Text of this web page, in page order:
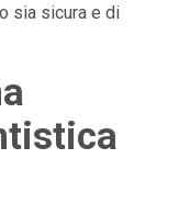
sia sicura e di